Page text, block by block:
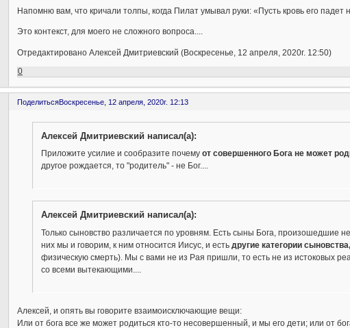
Напомню вам, что кричали толпы, когда Пилат умывал руки: «Пусть кровь его падет
Это контекст, для моего не сложного вопроса....
Отредактировано Алексей Дмитриевский (Воскресенье, 12 апреля, 2020г. 12:50)
0
ПоделитьсяВоскресенье, 12 апреля, 2020г. 12:13
Алексей Дмитриевский написал(а):
Приложите усилие и сообразите почему от совершенного Бога не может
другое рождается, то "родитель" - не Бог....
Алексей Дмитриевский написал(а):
Только сыновство различается по уровням. Есть сыны Бога, произошедшие
них мы и говорим, к ним относится Иисус, и есть другие категории
физическую смерть). Мы с вами не из Рая пришли, то есть не из истоковых
со всеми вытекающими....
Алексей, и опять вы говорите взаимоисключающие вещи:
Или от бога все же может родиться кто-то несовершенный, и мы его дети; или от